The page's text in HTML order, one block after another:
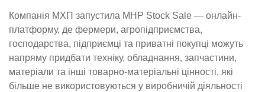
Компанія МХП запустила MHP Stock Sale — онлайн-
платформу, де фермери, агропідприємства,
господарства, підприємці та приватні покупці можуть
напряму придбати техніку, обладнання, запчастини,
матеріали та інші товарно-матеріальні цінності, які
більше не використовуються у виробничій діяльності